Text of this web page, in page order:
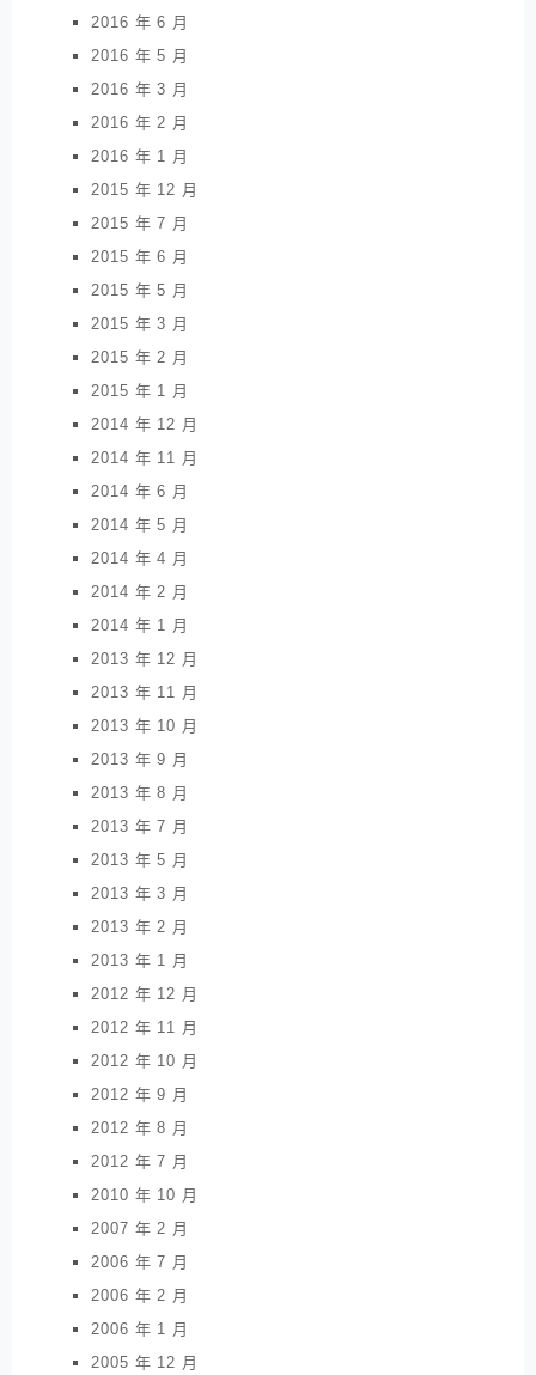
2016 年 6 月
2016 年 5 月
2016 年 3 月
2016 年 2 月
2016 年 1 月
2015 年 12 月
2015 年 7 月
2015 年 6 月
2015 年 5 月
2015 年 3 月
2015 年 2 月
2015 年 1 月
2014 年 12 月
2014 年 11 月
2014 年 6 月
2014 年 5 月
2014 年 4 月
2014 年 2 月
2014 年 1 月
2013 年 12 月
2013 年 11 月
2013 年 10 月
2013 年 9 月
2013 年 8 月
2013 年 7 月
2013 年 5 月
2013 年 3 月
2013 年 2 月
2013 年 1 月
2012 年 12 月
2012 年 11 月
2012 年 10 月
2012 年 9 月
2012 年 8 月
2012 年 7 月
2010 年 10 月
2007 年 2 月
2006 年 7 月
2006 年 2 月
2006 年 1 月
2005 年 12 月